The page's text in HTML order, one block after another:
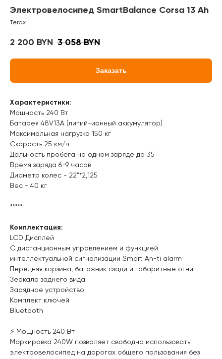
Электровелосипед SmartBalance Corsa 13 Ah
Terax
2 200 BYN 3 058 BYN
Заказать
Характеристики:
Мощность 240 Вт
Батарея 48V13A (литий-ионный аккумулятор)
Максимальная нагрузка 150 кг
Скорость 25 км/ч
Дальность пробега на одном заряде до 35
Время заряда 6-9 часов
Диаметр колес - 22"*2,125
Вес - 40 кг
*****
Комплектация:
LCD Дисплей
С дистанционным управлением и функцией
интеллектуальной сигнализации Smart An-ti alarm
Передняя корзина, багажник сзади и габаритные огни
Зеркала заднего вида
Зарядное устройство
Комплект ключей
Bluetooth
⚡️ Мощность 240 Вт
Маркировка 240W позволяет свободно использовать
электровелосипед на дорогах общего пользования без